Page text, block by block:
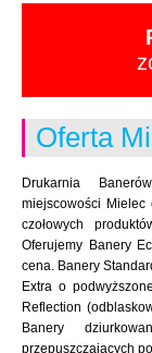
Oferta
Drukarnia
miejscowości Mielec
czołowych
Oferujemy Banery
cena. Banery
Extra o
Reflection
Banery
przepuszczających